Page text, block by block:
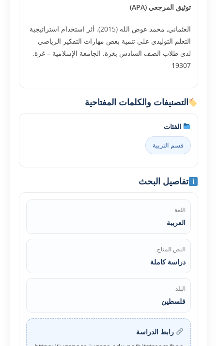
توثيق المرجعي (APA)
العثماني, محمد عوض الله (2015). أثر استخدام استراتيجية
التعلم التوليدي على تنمية بعض مهارات التفكير الرياضي
لدى طلاب الصف السادس بغزة. الجامعة الإسلامية – غزة.
19307
التصنيفات والكلمات المفتاحية
الفئات
قسم التربية
تفاصيل البحث
اللغة
العربية
النص المتاح
دراسة كاملة
البلد
فلسطين
رابط الدراسة